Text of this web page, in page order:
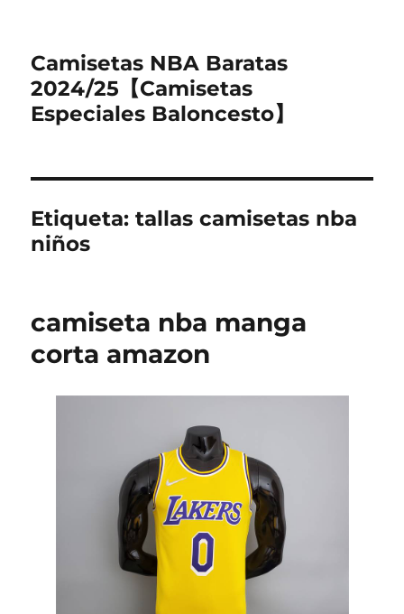
Camisetas NBA Baratas
2024/25【Camisetas
Especiales Baloncesto】
Etiqueta:tallas camisetas nba
niños
camiseta nba manga
corta amazon